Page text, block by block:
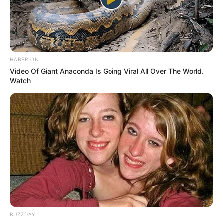
Film
Noura: The Dark Side(2021)
Teka-teki Tika
(2021), sebagai Moderator
Kapal Goyang Kapten(2019), sebagai Noni
Skakmat(2015), sebagai Mirna
HABERION
Video Of Giant Anaconda Is Going Viral All Over The World.
Watch
BUZZDAY